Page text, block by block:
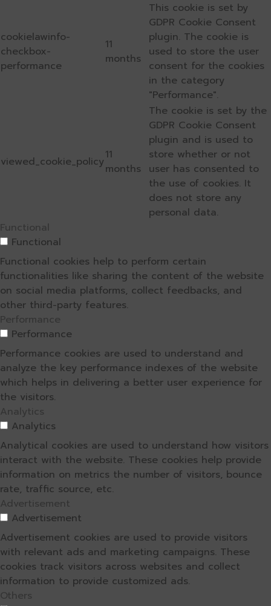
cookielawinfo-
checkbox-
performance
11
months
This cookie is set by
GDPR Cookie Consent
plugin. The cookie is
used to store the user
consent for the cookies
in the category
"Performance".
viewed_cookie_policy11
months
The cookie is set by the
GDPR Cookie Consent
plugin and is used to
store whether or not
user has consented to
the use of cookies. It
does not store any
personal data.
Functional
Functional
Functional cookies help to perform certain
functionalities like sharing the content of the website
on social media platforms, collect feedbacks, and
other third-party features.
Performance
Performance
Performance cookies are used to understand and
analyze the key performance indexes of the website
which helps in delivering a better user experience for
the visitors.
Analytics
Analytics
Analytical cookies are used to understand how visitors
interact with the website. These cookies help provide
information on metrics the number of visitors, bounce
rate, traffic source, etc.
Advertisement
Advertisement
Advertisement cookies are used to provide visitors
with relevant ads and marketing campaigns. These
cookies track visitors across websites and collect
information to provide customized ads.
Others